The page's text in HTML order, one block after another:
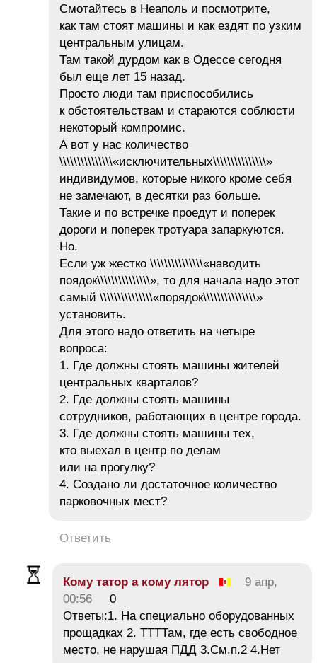
Смотайтесь в Неаполь и посмотрите,
как там стоят машины и как ездят по узким
центральным улицам.
Там такой дурдом как в Одессе сегодня
был еще лет 15 назад.
Просто люди там приспособились
к обстоятельствам и стараются соблюсти
некоторый компромис.
А вот у нас количество
\\\\\\\\\\\\\\\«исключительных\\\\\\\\\\\\\\\»
индивидумов, которые никого кроме себя
не замечают, в десятки раз больше.
Такие и по встречке проедут и поперек
дороги и поперек тротуара запаркуются.
Но.
Если уж жестко \\\\\\\\\\\\\\\«наводить
поядок\\\\\\\\\\\\\\\», то для начала надо этот
самый \\\\\\\\\\\\\\\«порядок\\\\\\\\\\\\\\\»
установить.
Для этого надо ответить на четыре
вопроса:
1. Где должны стоять машины жителей
центральных кварталов?
2. Где должны стоять машины
сотрудников, работающих в центре города.
3. Где должны стоять машины тех,
кто выехал в центр по делам
или на прогулку?
4. Создано ли достаточное количество
парковочных мест?
Ответить
Кому татор а кому лятор
9 апр,
00:56
0
Ответы:1. На специально оборудованных
прощадках 2. ТТТТам, где есть свободное
место, не нарушая ПДД 3.См.п.2 4.Нет